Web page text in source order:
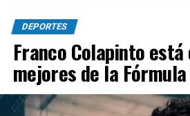
DEPORTES
Franco Colapinto
mejores de la Fórmula